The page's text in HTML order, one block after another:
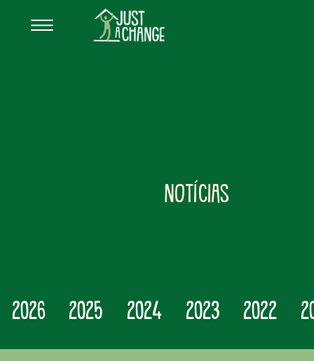
NOTÍCIAS
2026 2025 2024 2023 2022